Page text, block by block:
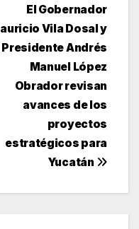
El Gobernador
Vila Dosal y
Presidente Andrés
Manuel López
Obrador revisan
avances de los
proyectos
estratégicos para
Yucatán